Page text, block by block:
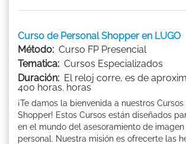
Curso de Personal Shopper en LUGO
Método: Curso FP Presencial
Tematica: Cursos Especializados
Duración: El reloj corre, es de
400 horas. horas
¡Te damos la bienvenida a nuestros Cursos
Shopper! Estos Cursos están diseñados
en el mundo del asesoramiento de
personal. Nuestra misión es ofrecerte las